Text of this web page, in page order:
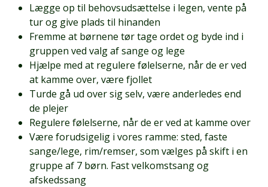
Lægge op til behovsudsættelse i legen, vente på
tur og give plads til hinanden
Fremme at børnene tør tage ordet og byde ind i
gruppen ved valg af sange og lege
Hjælpe med at regulere følelserne, når de er ved
at kamme over, være fjollet
Turde gå ud over sig selv, være anderledes end
de plejer
Regulere følelserne, når de er ved at kamme over
Være forudsigelig i vores ramme: sted, faste
sange/lege, rim/remser, som vælges på skift i en
gruppe af 7 børn. Fast velkomstsang og
afskedssang